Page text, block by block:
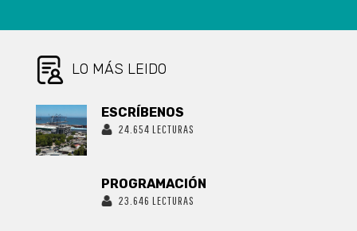
RURAL
LO MÁS LEIDO
ESCRÍBENOS
24.654 LECTURAS
PROGRAMACIÓN
23.646 LECTURAS